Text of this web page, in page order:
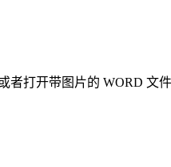
打开带图片的 WORD 文